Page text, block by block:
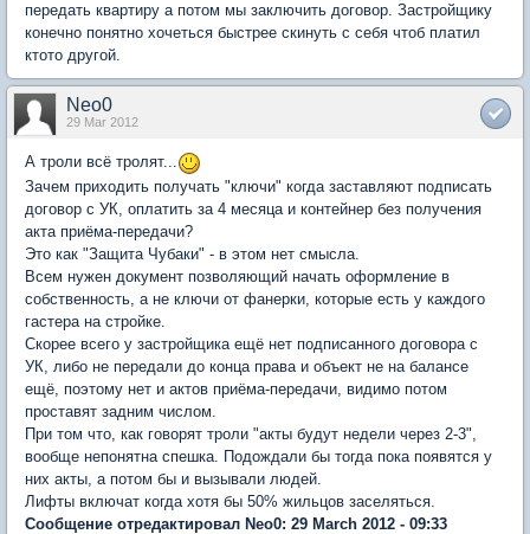
передать квартиру а потом мы заключить договор. Застройщику
конечно понятно хочеться быстрее скинуть с себя чтоб платил
ктото другой.
Neo0
29 Mar 2012
А троли всё тролят...
Зачем приходить получать "ключи" когда заставляют подписать
договор с УК, оплатить за 4 месяца и контейнер без получения
акта приёма-передачи?
Это как "Защита Чубаки" - в этом нет смысла.
Всем нужен документ позволяющий начать оформление в
собственность, а не ключи от фанерки, которые есть у каждого
гастера на стройке.
Скорее всего у застройщика ещё нет подписанного договора с
УК, либо не передали до конца права и объект не на балансе
ещё, поэтому нет и актов приёма-передачи, видимо потом
проставят задним числом.
При том что, как говорят троли "акты будут недели через 2-3",
вообще непонятна спешка. Подождали бы тогда пока появятся у
них акты, а потом бы и вызывали людей.
Лифты включат когда хотя бы 50% жильцов заселяться.
Сообщение отредактировал Neo0: 29 March 2012 - 09:33